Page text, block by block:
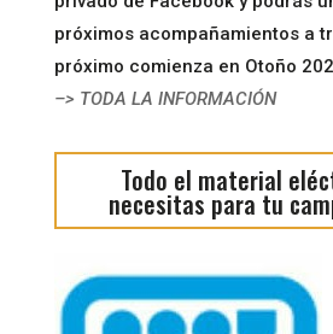
próximos acompañamientos a
próximo comienza en Otoño
–> TODA LA INFORMACIÓN
Todo el material
necesitas para tu